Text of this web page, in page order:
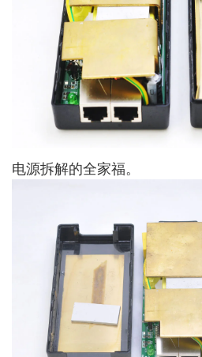
电源拆解的全家福。